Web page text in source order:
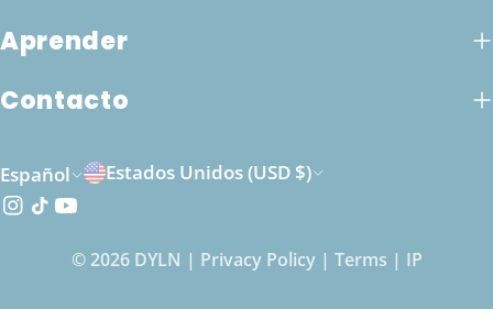
Aprender
Contacto
I
d
m
Español P
í
/
Estados Unidos (USD $)
Instagram
Tik YouTube
© 2026 DYLN | Privacy Policy| Terms | IP